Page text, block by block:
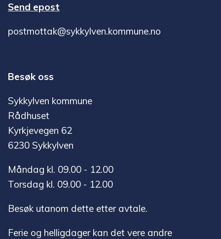
Send epost
postmottak@sykkylven.kommune.no
Besøk oss
Sykkylven kommune
Rådhuset
Kyrkjevegen 62
6230 Sykkylven
Måndag kl. 09.00 - 12.00
Torsdag kl. 09.00 - 12.00
Besøk utanom dette etter avtale.
Ferie og helligdager kan det vere andre